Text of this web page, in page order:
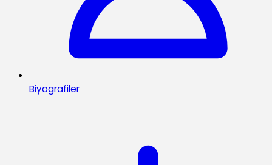
Biyografiler